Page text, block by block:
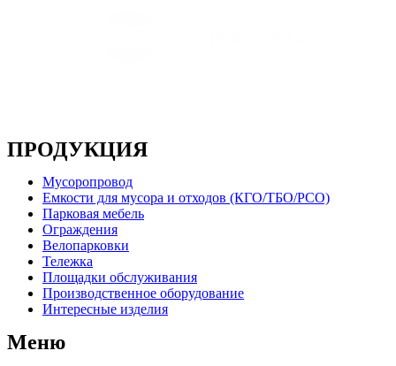
ПРОДУКЦИЯ
Мусоропровод
Емкости для мусора и отходов (КГО/ТБО/РСО)
Парковая мебель
Ограждения
Велопарковки
Тележка
Площадки обслуживания
Производственное оборудование
Интересные изделия
Меню